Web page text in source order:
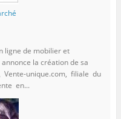
ligne de mobilier et
la création de sa
Vente-unique.com, filiale du
en...